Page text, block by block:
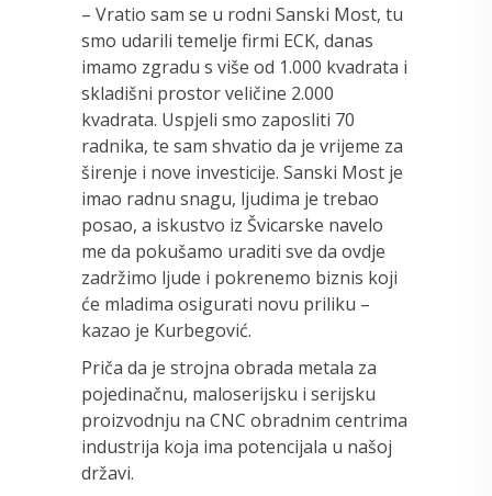
– Vratio sam se u rodni Sanski Most, tu
smo udarili temelje firmi ECK, danas
imamo zgradu s više od 1.000 kvadrata i
skladišni prostor veličine 2.000
kvadrata. Uspjeli smo zaposliti 70
radnika, te sam shvatio da je vrijeme za
širenje i nove investicije. Sanski Most je
imao radnu snagu, ljudima je trebao
posao, a iskustvo iz Švicarske navelo
me da pokušamo uraditi sve da ovdje
zadržimo ljude i pokrenemo biznis koji
će mladima osigurati novu priliku –
kazao je Kurbegović.
Priča da je strojna obrada metala za
pojedinačnu, maloserijsku i serijsku
proizvodnju na CNC obradnim centrima
industrija koja ima potencijala u našoj
državi.